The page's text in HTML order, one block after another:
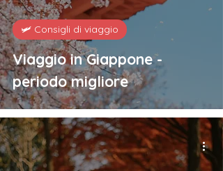
Viaggio in Giappone -
periodo migliore
🛩️ Consigli di viaggio